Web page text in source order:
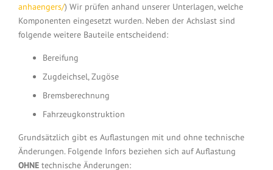
anhaengers/) Wir prüfen anhand unserer Unterlagen, welche
Komponenten eingesetzt wurden. Neben der Achslast sind
folgende weitere Bauteile entscheidend:
Bereifung
Zugdeichsel, Zugöse
Bremsberechnung
Fahrzeugkonstruktion
Grundsätzlich gibt es Auflastungen mit und ohne technische
Änderungen. Folgende Infors beziehen sich auf Auflastung
OHNE technische Änderungen: